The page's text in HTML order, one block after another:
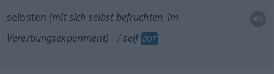
selbsten (mit sich selbst befruchten, im
Vererbungsexperiment)
self BOT